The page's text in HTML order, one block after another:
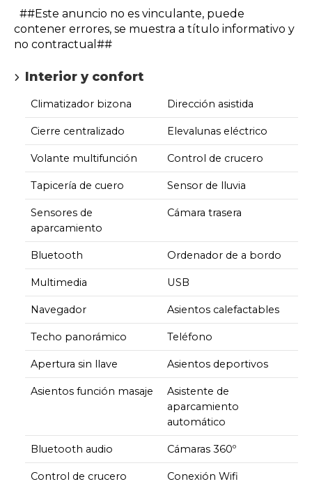
##Este anuncio no es vinculante, puede
contener errores, se muestra a título informativo y
no contractual##
Interior y confort
Climatizador bizona Dirección asistida
Cierre centralizado Elevalunas eléctrico
Volante multifunción Control de crucero
Tapicería de cuero Sensor de lluvia
Sensores de
aparcamiento
Cámara trasera
Bluetooth Ordenador de a bordo
Multimedia USB
Navegador Asientos calefactables
Techo panorámico Teléfono
Apertura sin llave Asientos deportivos
Asientos función masaje
Asistente de
aparcamiento
automático
Bluetooth audio Cámaras 360º
Control de crucero
Conexión Wifi